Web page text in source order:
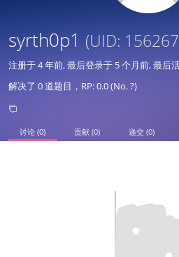
syrth0p1 (UID:
注册于4 年前, 最后登录于 5 个月前, 最后
解决了 0 道题目，RP: 0.0 (No. ?)
讨论 (0) 贡献 (0) 递交 (0)